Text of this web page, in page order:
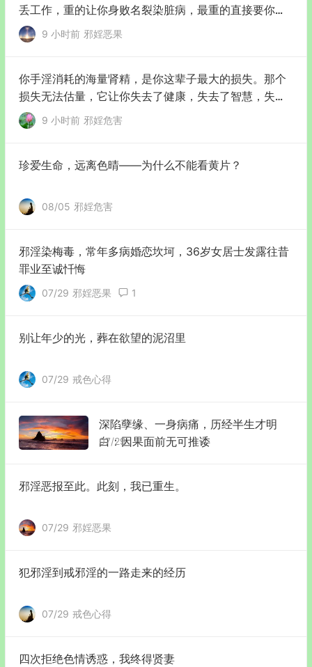
丢工作，重的让你身败名裂染脏病，最重的直接要你的
命！
9 小时前 邪婬恶果
你手淫消耗的海量肾精，是你这辈子最大的损失。那个
损失无法估量，它让你失去了健康，失去了智慧，失去
了机会，失去了未来！
9 小时前 邪婬危害
珍爱生命，远离色晴——为什么不能看黄片？
08/05 邪婬危害
邪淫染梅毒，常年多病婚恋坎坷，36岁女居士发露往昔
罪业至诚忏悔
07/29 邪婬恶果 1
别让年少的光，葬在欲望的泥沼里
07/29 戒色心得
深陷孽缘、一身病痛，历经半生才明
白：因果面前无可推诿
07/29
邪淫恶报至此。此刻，我已重生。
07/29 邪婬恶果
犯邪淫到戒邪淫的一路走来的经历
07/29 戒色心得
四次拒绝色情诱惑，我终得贤妻